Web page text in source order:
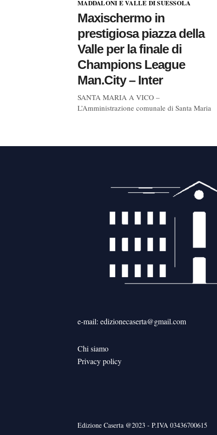
MADDALONI E VALLE DI SUESSOLA
Maxischermo in
prestigiosa piazza della
Valle per la finale di
Champions League
Man.City – Inter
SANTA MARIA A VICO –
L’Amministrazione comunale di Santa Maria
e-mail: edizionecaserta@gmail.com
Chi siamo
Privacy policy
Edizione Caserta @2023 - P.IVA 03436700615